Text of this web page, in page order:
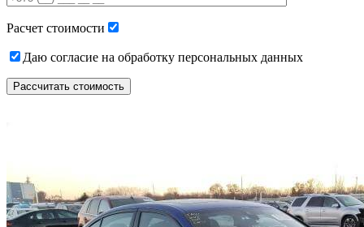
empty.
Расчет стоимости
Даю согласие на обработку персональных данных